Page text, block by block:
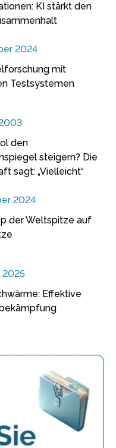
KI stärkt den
2024
mit
Testsystemen
den
steigern? Die
sagt: „Vielleicht“
2024
der Weltspitze auf
2025
Effektive